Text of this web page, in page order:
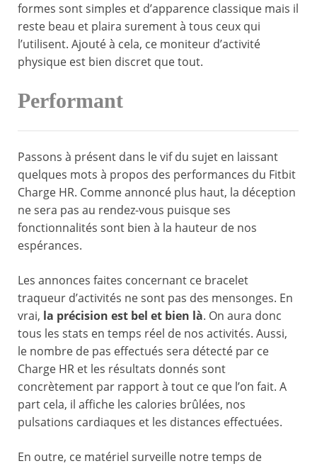
formes sont simples et d’apparence classique mais il
reste beau et plaira surement à tous ceux qui
l’utilisent. Ajouté à cela, ce moniteur d’activité
physique est bien discret que tout.
Performant
Passons à présent dans le vif du sujet en laissant
quelques mots à propos des performances du Fitbit
Charge HR. Comme annoncé plus haut, la déception
ne sera pas au rendez-vous puisque ses
fonctionnalités sont bien à la hauteur de nos
espérances.
Les annonces faites concernant ce bracelet
traqueur d’activités ne sont pas des mensonges. En
vrai, la précision est bel et bien là. On aura donc
tous les stats en temps réel de nos activités. Aussi,
le nombre de pas effectués sera détecté par ce
Charge HR et les résultats donnés sont
concrètement par rapport à tout ce que l’on fait. A
part cela, il affiche les calories brûlées, nos
pulsations cardiaques et les distances effectuées.
En outre, ce matériel surveille notre temps de